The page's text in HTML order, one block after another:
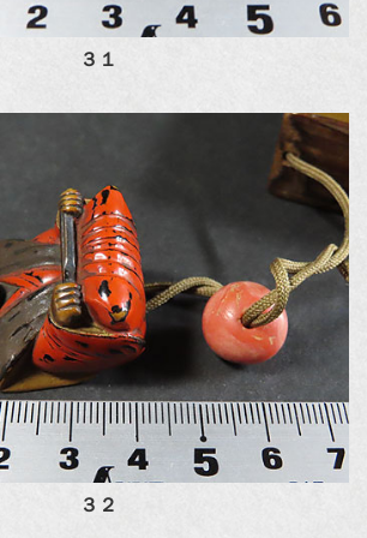
３１
３２